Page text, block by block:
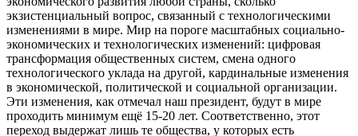
экзистенциальный вопрос, связанный с технологическими
изменениями в мире. Мир на пороге масштабных социально-
экономических и технологических изменений: цифровая
трансформация общественных систем, смена одного
технологического уклада на другой, кардинальные изменения
в экономической, политической и социальной организации.
Эти изменения, как отмечал наш президент, будут в мире
проходить минимум ещё 15-20 лет. Соответственно, этот
переход выдержат лишь те общества, у которых есть